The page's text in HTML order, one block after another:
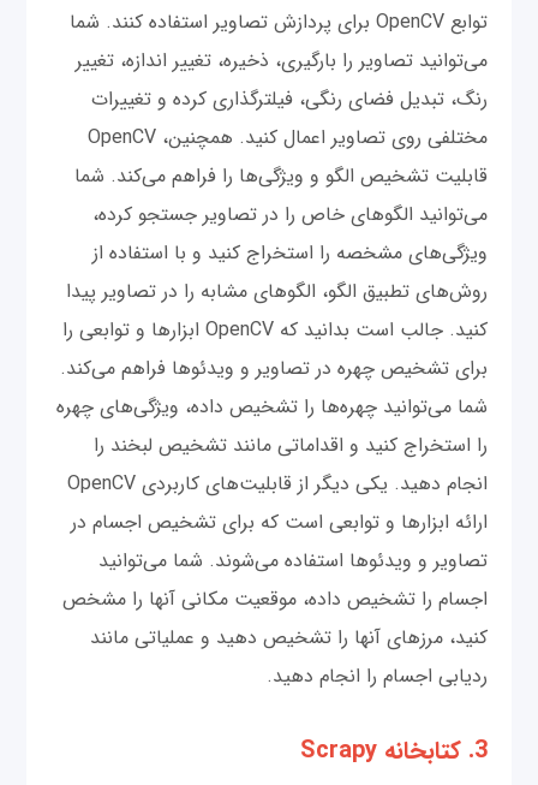
توابع OpenCV برای پردازش تصاویر استفاده کنند. شما
می‌توانید تصاویر را بارگیری، ذخیره، تغییر اندازه، تغییر
رنگ، تبدیل فضای رنگی، فیلترگذاری کرده و تغییرات
مختلفی روی تصاویر اعمال کنید. همچنین، OpenCV
قابلیت تشخیص الگو و ویژگی‌ها را فراهم می‌کند. شما
می‌توانید الگوهای خاص را در تصاویر جستجو کرده،
ویژگی‌های مشخصه را استخراج کنید و با استفاده از
روش‌های تطبیق الگو، الگوهای مشابه را در تصاویر پیدا
کنید. جالب است بدانید که OpenCV ابزارها و توابعی را
برای تشخیص چهره در تصاویر و ویدئوها فراهم می‌کند.
شما می‌توانید چهره‌ها را تشخیص داده، ویژگی‌های چهره
را استخراج کنید و اقداماتی مانند تشخیص لبخند را
انجام دهید. یکی دیگر از قابلیت‌های کاربردی OpenCV
ارائه ابزارها و توابعی است که برای تشخیص اجسام در
تصاویر و ویدئوها استفاده می‌شوند. شما می‌توانید
اجسام را تشخیص داده، موقعیت مکانی آنها را مشخص
کنید، مرزهای آنها را تشخیص دهید و عملیاتی مانند
ردیابی اجسام را انجام دهید.
3. کتابخانه Scrapy